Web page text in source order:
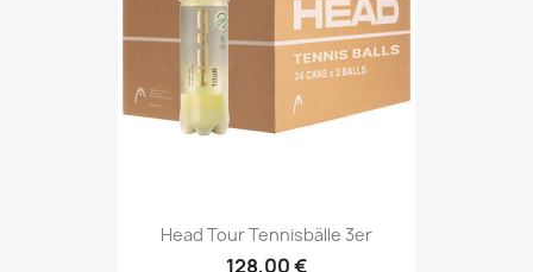
Head Tour Tennisbälle 3er
128,00 €